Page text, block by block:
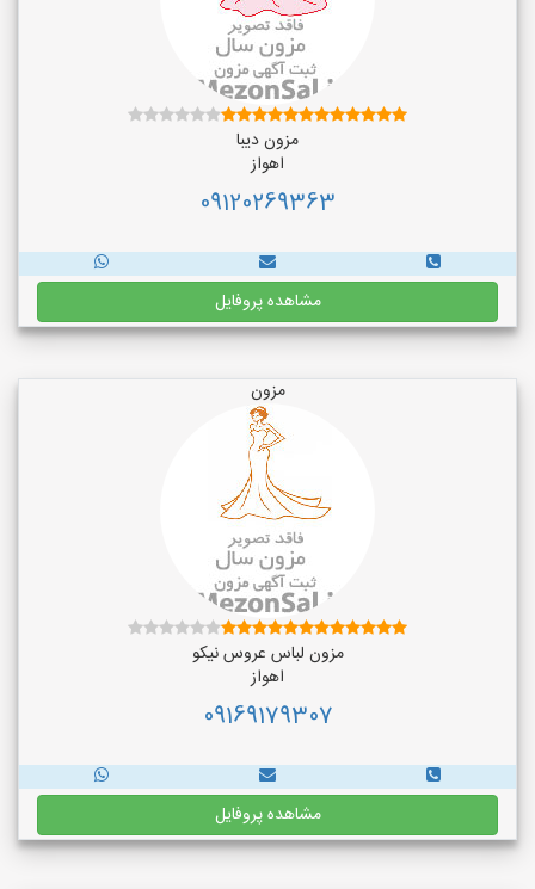
مزون دیبا
اهواز
09120269363
مشاهده پروفایل
مزون
مزون لباس عروس نیکو
اهواز
09169179307
مشاهده پروفایل